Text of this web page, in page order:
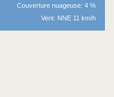
Couverture nuageuse: 4 %
Vent: NNE 11 km/h